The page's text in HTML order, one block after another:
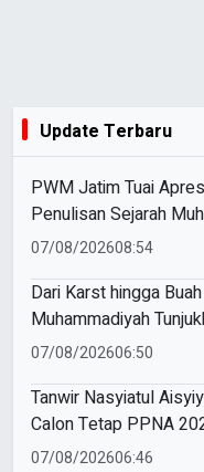
Update Terbaru
PWM Jatim Tuai
Penulisan Sejarah
07/08/202608:54
Dari Karst hingga
Muhammadiyah
Potensi Lokal di
07/08/202606:50
Tanwir Nasyiatul
Calon Tetap PPNA
Gunakan Sistem E-
07/08/202606:46